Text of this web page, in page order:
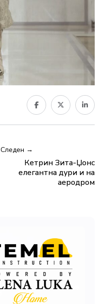
Следен →
Кетрин Зита-Џонс
елегантна дури и на
аеродром